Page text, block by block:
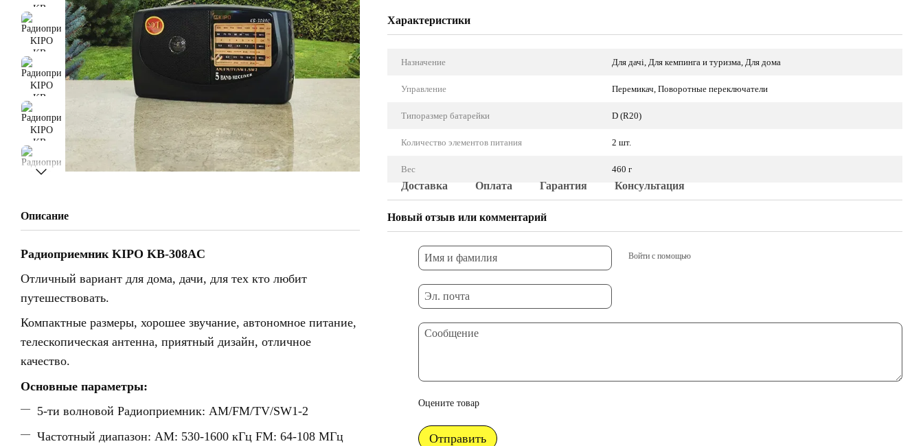
Описание
Радиоприемник KIPO KB-308AC
Отличный вариант для дома, дачи, для тех кто любит
путешествовать.
Компактные размеры, хорошее звучание, автономное питание,
телескопическая антенна, приятный дизайн, отличное
качество.
Основные параметры:
5-ти волновой Радиоприемник: AM/FM/TV/SW1-2
Частотный диапазон: AM: 530-1600 кГц FM: 64-108 МГц
Характеристики
Назначение Для дачі, Для кемпинга и туризма, Для дома
Управление Перемикач, Поворотные переключатели
Типоразмер батарейки D (R20)
Количество элементов питания 2 шт.
Вес 460 г
Доставка Оплата Гарантия Консультация
Новый отзыв или комментарий
Войти с помощью
Оцените товар
Отправить